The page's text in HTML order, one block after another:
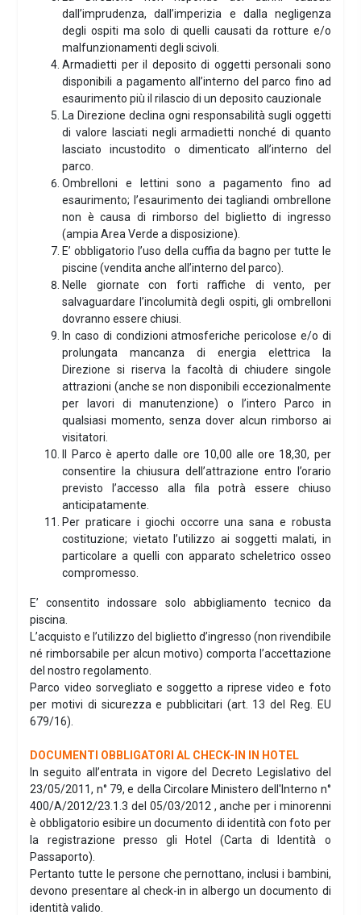
dall’imprudenza, dall’imperizia e dalla negligenza
degli ospiti ma solo di quelli causati da rotture e/o
malfunzionamenti degli scivoli.
Armadietti per il deposito di oggetti personali sono
disponibili a pagamento all’interno del parco fino ad
esaurimento più il rilascio di un deposito cauzionale
La Direzione declina ogni responsabilità sugli oggetti
di valore lasciati negli armadietti nonché di quanto
lasciato incustodito o dimenticato all’interno del
parco.
Ombrelloni e lettini sono a pagamento fino ad
esaurimento; l’esaurimento dei tagliandi ombrellone
non è causa di rimborso del biglietto di ingresso
(ampia Area Verde a disposizione).
E’ obbligatorio l’uso della cuffia da bagno per tutte le
piscine (vendita anche all’interno del parco).
Nelle giornate con forti raffiche di vento, per
salvaguardare l’incolumità degli ospiti, gli ombrelloni
dovranno essere chiusi.
In caso di condizioni atmosferiche pericolose e/o di
prolungata mancanza di energia elettrica la
Direzione si riserva la facoltà di chiudere singole
attrazioni (anche se non disponibili eccezionalmente
per lavori di manutenzione) o l’intero Parco in
qualsiasi momento, senza dover alcun rimborso ai
visitatori.
Il Parco è aperto dalle ore 10,00 alle ore 18,30, per
consentire la chiusura dell’attrazione entro l’orario
previsto l’accesso alla fila potrà essere chiuso
anticipatamente.
Per praticare i giochi occorre una sana e robusta
costituzione; vietato l’utilizzo ai soggetti malati, in
particolare a quelli con apparato scheletrico osseo
compromesso.
E’ consentito indossare solo abbigliamento tecnico da
piscina.
L’acquisto e l’utilizzo del biglietto d’ingresso (non rivendibile
né rimborsabile per alcun motivo) comporta l’accettazione
del nostro regolamento.
Parco video sorvegliato e soggetto a riprese video e foto
per motivi di sicurezza e pubblicitari (art. 13 del Reg. EU
679/16).
DOCUMENTI OBBLIGATORI AL CHECK-IN IN HOTEL
In seguito all’entrata in vigore del Decreto Legislativo del
23/05/2011, n° 79, e della Circolare Ministero dell'Interno n°
400/A/2012/23.1.3 del 05/03/2012 , anche per i minorenni
è obbligatorio esibire un documento di identità con foto per
la registrazione presso gli Hotel (Carta di Identità o
Passaporto).
Pertanto tutte le persone che pernottano, inclusi i bambini,
devono presentare al check-in in albergo un documento di
identità valido.